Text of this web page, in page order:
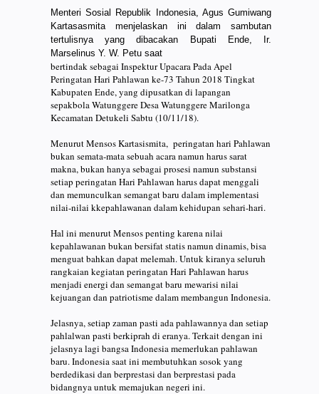
Menteri Sosial Republik Indonesia, Agus Gumiwang
Kartasasmita menjelaskan ini dalam sambutan
tertulisnya yang dibacakan Bupati Ende, Ir.
Marselinus Y. W. Petu saat
bertindak sebagai Inspektur Upacara Pada Apel
Peringatan Hari Pahlawan ke-73 Tahun 2018 Tingkat
Kabupaten Ende, yang dipusatkan di lapangan
sepakbola Watunggere Desa Watunggere Marilonga
Kecamatan Detukeli Sabtu (10/11/18).
Menurut Mensos Kartasismita, peringatan hari Pahlawan
bukan semata-mata sebuah acara namun harus sarat
makna, bukan hanya sebagai prosesi namun substansi
setiap peringatan Hari Pahlawan harus dapat menggali
dan memunculkan semangat baru dalam implementasi
nilai-nilai kkepahlawanan dalam kehidupan sehari-hari.
Hal ini menurut Mensos penting karena nilai
kepahlawanan bukan bersifat statis namun dinamis, bisa
menguat bahkan dapat melemah. Untuk kiranya seluruh
rangkaian kegiatan peringatan Hari Pahlawan harus
menjadi energi dan semangat baru mewarisi nilai
kejuangan dan patriotisme dalam membangun Indonesia.
Jelasnya, setiap zaman pasti ada pahlawannya dan setiap
pahlalwan pasti berkiprah di eranya. Terkait dengan ini
jelasnya lagi bangsa Indonesia memerlukan pahlawan
baru. Indonesia saat ini membutuhkan sosok yang
berdedikasi dan berprestasi dan berprestasi pada
bidangnya untuk memajukan negeri ini.